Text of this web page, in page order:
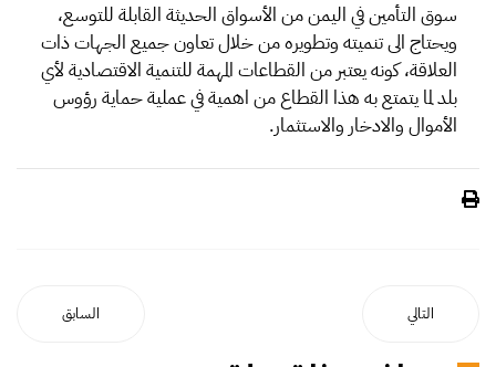
سوق التأمين في اليمن من الأسواق الحديثة القابلة للتوسع،
ويحتاج الى تنميته وتطويره من خلال تعاون جميع الجهات ذات
العلاقة، كونه يعتبر من القطاعات المهمة للتنمية الاقتصادية لأي
بلد لما يتمتع به هذا القطاع من اهمية في عملية حماية رؤوس
الأموال والادخار والاستثمار.
السابق التالي